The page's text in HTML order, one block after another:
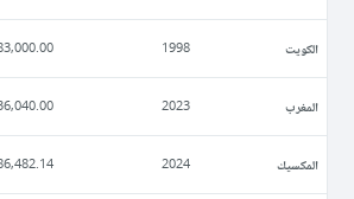
الكويت 1998
المغرب 2023
المكسيك 2024